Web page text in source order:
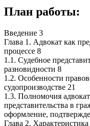
План работы:
Введение 3
Глава 1. Адвокат как
процессе 8
1.1. Судебное
разновидности 8
1.2. Особенности
судопроизводстве 21
1.3. Полномочия
представительства в
оформление,
Глава 2.